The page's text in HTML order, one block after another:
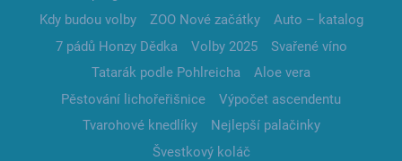
Kdy budou volby
ZOO Nové začátky
Auto – katalog
7 pádů Honzy Dědka
Volby 2025
Svařené víno
Tatarák podle Pohlreicha
Aloe vera
Pěstování lichořeřišnice
Výpočet ascendentu
Tvarohové knedlíky
Nejlepší palačinky
Švestkový koláč